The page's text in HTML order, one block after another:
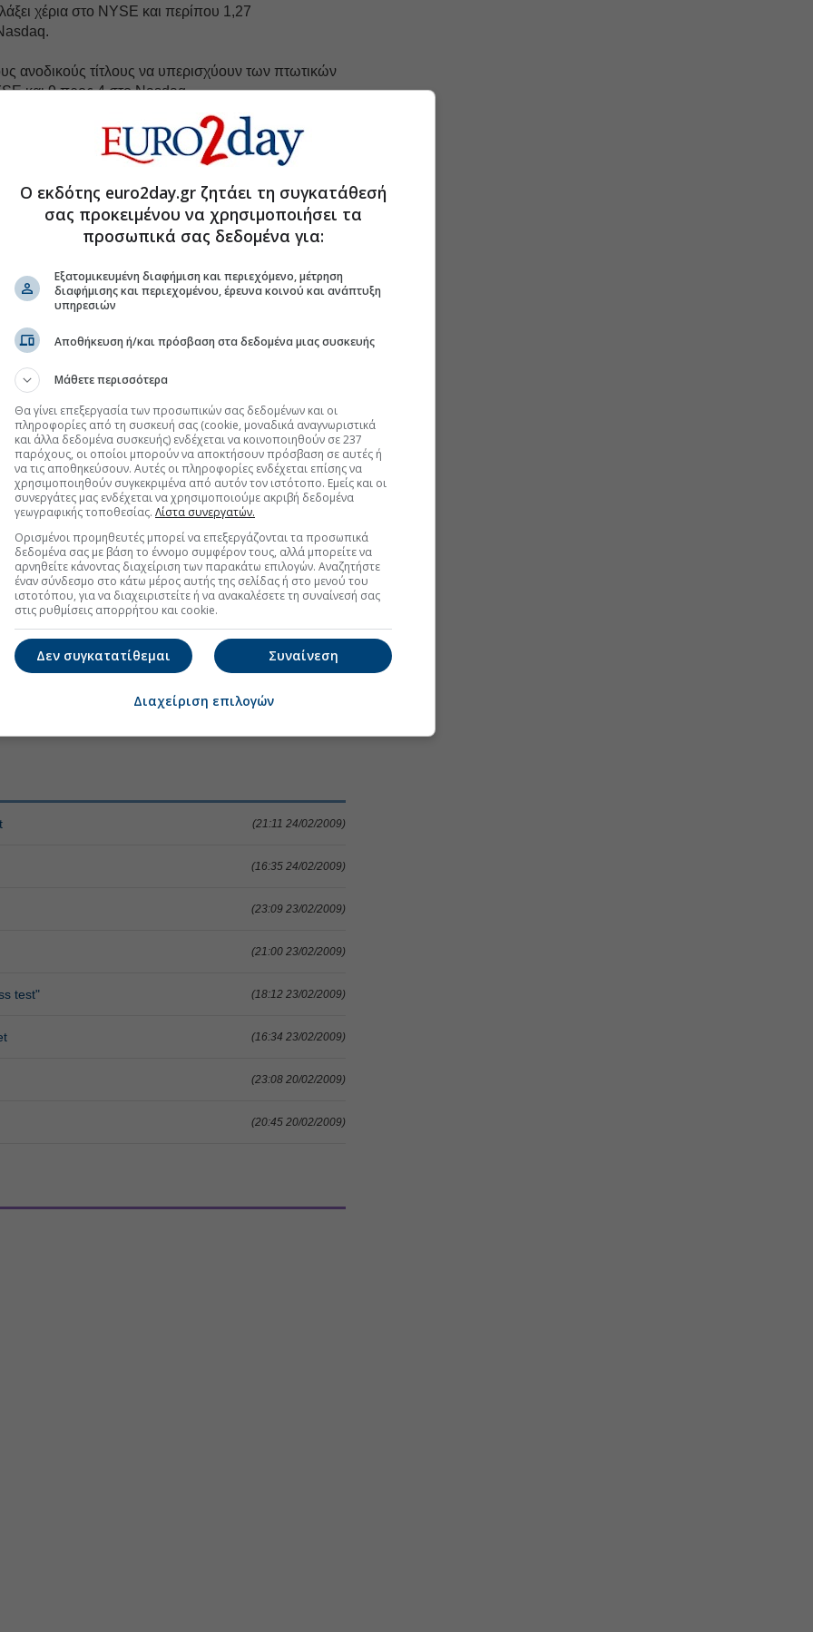
χέρια στο NYSE και περίπου 1,27
ανοδικούς τίτλους να υπερισχύουν των πτωτικών
και 9 προς 4 στο Nasdaq.
το δικαίωματης 3Ε ενισχυόταν 6,40% στα 12,63
8,82% στα 2,59 δολάρια το δικαίωμα της Εθνικής.
του ΟΤΕ στα 6,70 δολάρια.
ευρωπαϊκά χρηματιστήρια. Στο Λονδίνο, ο FTSE
στις 3.816,44 μονάδες , ενώ ο DAX έκλεισε
μονάδες και ο CAC 40 σημείωσε πτώση
στο Discover
(21:11 24/02/2009)
(16:35 24/02/2009)
(23:09 23/02/2009)
(21:00 23/02/2009)
test" (18:12 23/02/2009)
(16:34 23/02/2009)
(23:08 20/02/2009)
(20:45 20/02/2009)
Ο εκδότης euro2day.gr ζητάει τη συγκατάθεσή
σας προκειμένου να χρησιμοποιήσει τα
προσωπικά σας δεδομένα για:
Εξατομικευμένη διαφήμιση και περιεχόμενο, μέτρηση
διαφήμισης και περιεχομένου, έρευνα κοινού και ανάπτυξη
υπηρεσιών
Αποθήκευση ή/και πρόσβαση στα δεδομένα μιας συσκευής
Μάθετε περισσότερα
Θα γίνει επεξεργασία των προσωπικών σας δεδομένων και οι
πληροφορίες από τη συσκευή σας (cookie, μοναδικά αναγνωριστικά
και άλλα δεδομένα συσκευής) ενδέχεται να κοινοποιηθούν σε 237
παρόχους, οι οποίοι μπορούν να αποκτήσουν πρόσβαση σε αυτές ή
να τις αποθηκεύσουν. Αυτές οι πληροφορίες ενδέχεται επίσης να
χρησιμοποιηθούν συγκεκριμένα από αυτόν τον ιστότοπο. Εμείς και οι
συνεργάτες μας ενδέχεται να χρησιμοποιούμε ακριβή δεδομένα
γεωγραφικής τοποθεσίας. Λίστα συνεργατών.
Ορισμένοι προμηθευτές μπορεί να επεξεργάζονται τα προσωπικά
δεδομένα σας με βάση το έννομο συμφέρον τους, αλλά μπορείτε να
αρνηθείτε κάνοντας διαχείριση των παρακάτω επιλογών. Αναζητήστε
έναν σύνδεσμο στο κάτω μέρος αυτής της σελίδας ή στο μενού του
ιστοτόπου, για να διαχειριστείτε ή να ανακαλέσετε τη συναίνεσή σας
στις ρυθμίσεις απορρήτου και cookie.
Συναίνεση
Δεν συγκατατίθεμαι
Διαχείριση επιλογών